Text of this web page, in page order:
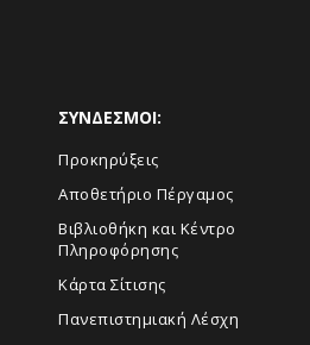
ΣΥΝΔΕΣΜΟΙ:
Προκηρύξεις
Αποθετήριο Πέργαμος
Βιβλιοθήκη και Κέντρο
Πληροφόρησης
Kάρτα Σίτισης
Πανεπιστημιακή Λέσχη